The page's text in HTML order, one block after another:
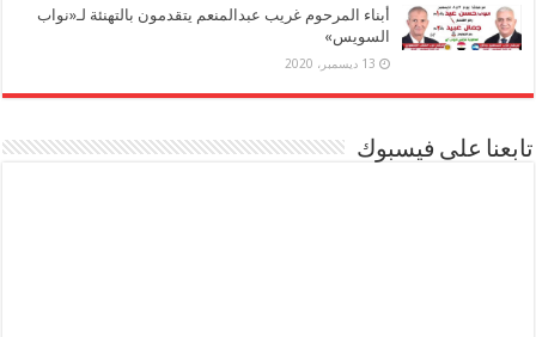
أبناء المرحوم غريب عبدالمنعم يتقدمون بالتهنئة لـ«نواب
السويس»
13 ديسمبر، 2020
تابعنا على فيسبوك